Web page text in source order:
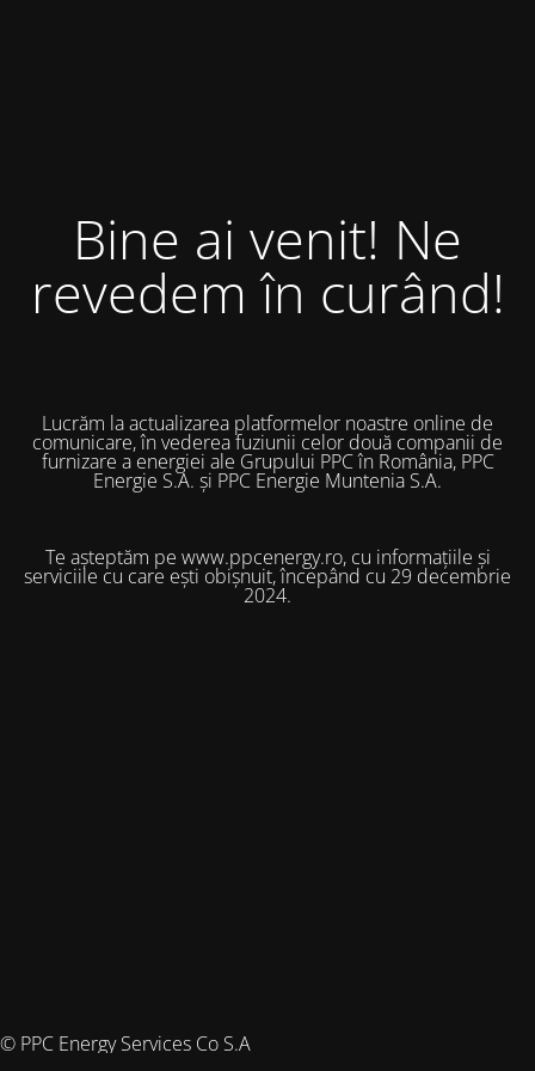
Bine ai venit! Ne
revedem în curând!
Lucrăm la actualizarea platformelor noastre online de
comunicare, în vederea fuziunii celor două companii de
furnizare a energiei ale Grupului PPC în România, PPC
Energie S.A. și PPC Energie Muntenia S.A.
Te așteptăm pe www.ppcenergy.ro, cu informațiile și
serviciile cu care ești obișnuit, începând cu 29 decembrie
2024.
© PPC Energy Services Co S.A